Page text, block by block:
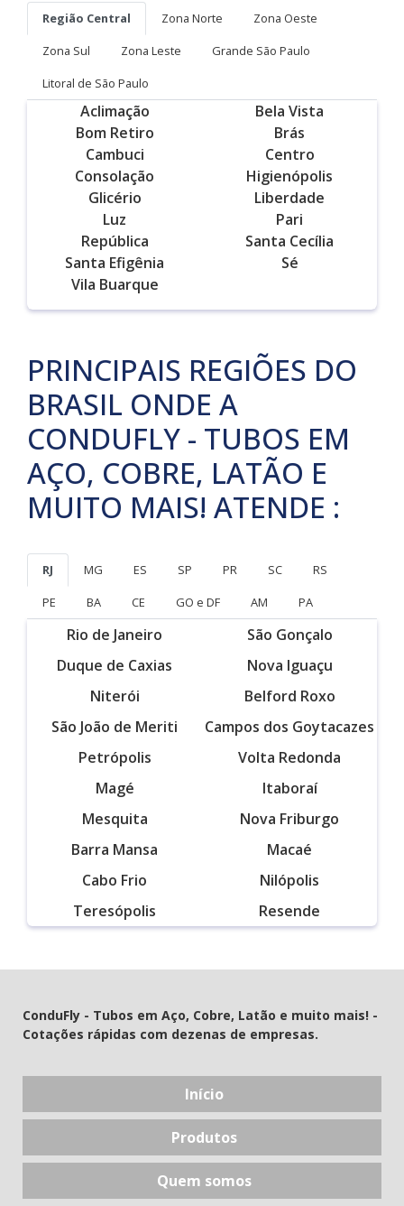
Região Central Zona Norte
Zona Oeste
Zona Sul
Zona Leste
Grande São Paulo
Litoral de São Paulo
Aclimação
Bela Vista
Bom Retiro
Brás
Cambuci
Centro
Consolação
Higienópolis
Glicério
Liberdade
Luz
Pari
República
Santa Cecília
Santa Efigênia
Sé
Vila Buarque
PRINCIPAIS REGIÕES DO
BRASIL ONDE A
CONDUFLY - TUBOS EM
AÇO, COBRE, LATÃO E
MUITO MAIS! ATENDE :
RJ MG ES SP PR SC
RS
PE
BA CE GO e DF AM PA
Rio de Janeiro
São Gonçalo
Duque de Caxias
Nova Iguaçu
Niterói
Belford Roxo
São João de Meriti
Campos dos Goytacazes
Petrópolis
Volta Redonda
Magé
Itaboraí
Mesquita
Nova Friburgo
Barra Mansa
Macaé
Cabo Frio
Nilópolis
Teresópolis
Resende
ConduFly - Tubos em Aço, Cobre, Latão e muito mais! -
Cotações rápidas com dezenas de empresas.
Início
Produtos
Quem somos